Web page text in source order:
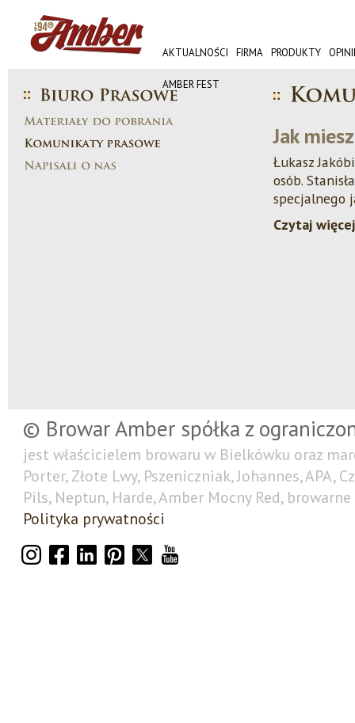
AKTUALNOŚCI FIRMA PRODUKTY
AMBER FEST
Jak
Łukasz
osób.
specjalnego
Czytaj więcej
© Browar Amber spółka z
jest właścicielem browaru w Bielkówku oraz
Porter, Złote Lwy, Pszeniczniak, Johannes, APA,
Pils, Neptun, Harde, Amber Mocny Red,
Polityka prywatności